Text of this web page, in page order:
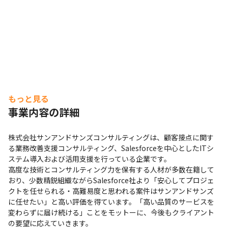
もっと見る
事業内容の詳細
株式会社サンアンドサンズコンサルティングは、顧客接点に関す
る業務改善支援コンサルティング、Salesforceを中心としたITシ
ステム導入および活用支援を行っている企業です。
高度な技術とコンサルティング力を保有する人材が多数在籍して
おり、少数精鋭組織ながらSalesforce社より「安心してプロジェ
クトを任せられる・高難易度と思われる案件はサンアンドサンズ
に任せたい」と高い評価を得ています。「高い品質のサービスを
変わらずに届け続ける」ことをモットーに、今後もクライアント
の要望に応えていきます。